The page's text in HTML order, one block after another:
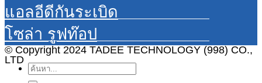
แอลอีดีกันระเบิด
โซล่า รูฟท๊อป
© Copyright 2024 TADEE TECHNOLOGY (998) CO.,
LTD
ค้นหา: